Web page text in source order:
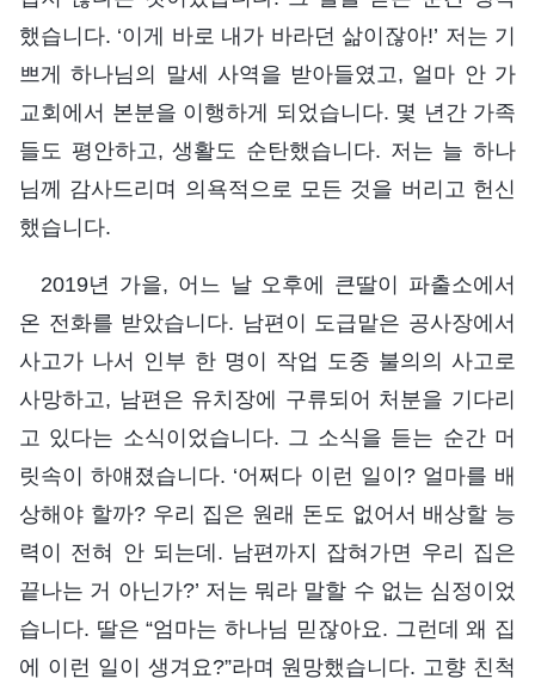
했습니다. ‘이게 바로 내가 바라던 삶이잖아!’ 저는 기
쁘게 하나님의 말세 사역을 받아들였고, 얼마 안 가
교회에서 본분을 이행하게 되었습니다. 몇 년간 가족
들도 평안하고, 생활도 순탄했습니다. 저는 늘 하나
님께 감사드리며 의욕적으로 모든 것을 버리고 헌신
했습니다.
2019년 가을, 어느 날 오후에 큰딸이 파출소에서
온 전화를 받았습니다. 남편이 도급맡은 공사장에서
사고가 나서 인부 한 명이 작업 도중 불의의 사고로
사망하고, 남편은 유치장에 구류되어 처분을 기다리
고 있다는 소식이었습니다. 그 소식을 듣는 순간 머
릿속이 하얘졌습니다. ‘어쩌다 이런 일이? 얼마를 배
상해야 할까? 우리 집은 원래 돈도 없어서 배상할 능
력이 전혀 안 되는데. 남편까지 잡혀가면 우리 집은
끝나는 거 아닌가?’ 저는 뭐라 말할 수 없는 심정이었
습니다. 딸은 “엄마는 하나님 믿잖아요. 그런데 왜 집
에 이런 일이 생겨요?”라며 원망했습니다. 고향 친척